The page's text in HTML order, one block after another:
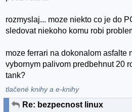
rozmyslaj... moze niekto co je do
sledovat niekoho komu robi
moze ferrari na dokonalom asfalte
vybornym palivom predbehnut 20
tank?
tlačené knihy a e-knihy
Re: bezpecnost linux